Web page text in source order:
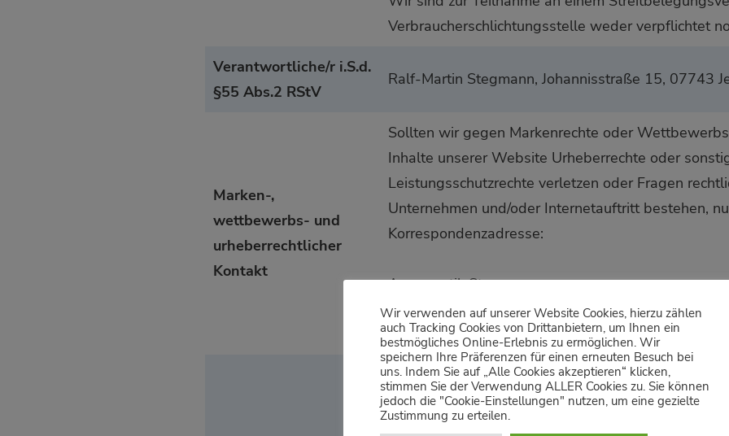
Verbraucherschlichtungsstelle weder verpflichtet
Verantwortliche/r i.S.d.
§55 Abs.2 RStV
Ralf-Martin Stegmann, Johannisstraße 15, 07743
Marken-,
wettbewerbs- und
urheberrechtlicher
Kontakt
Sollten wir gegen Markenrechte oder
Inhalte unserer Website Urheberrechte oder
Leistungsschutzrechte verletzen oder Fragen
Unternehmen und/oder Internetauftritt bestehen,
Korrespondenzadresse:
Augenoptik Stegmann
Johannisstraße 15
07743 Jena
Informationen, die auf diesen Seiten abgerufen
weder einen Anspruch auf Richtigkeit noch auf
Benutzung erfolgt auf eigene Gefahr.
Wir verwenden auf unserer Website Cookies, hierzu zählen
auch Tracking Cookies von Drittanbietern, um Ihnen ein
bestmögliches Online-Erlebnis zu ermöglichen. Wir
speichern Ihre Präferenzen für einen erneuten Besuch bei
uns. Indem Sie auf „Alle Cookies akzeptieren“ klicken,
stimmen Sie der Verwendung ALLER Cookies zu. Sie können
jedoch die "Cookie-Einstellungen" nutzen, um eine gezielte
Zustimmung zu erteilen.